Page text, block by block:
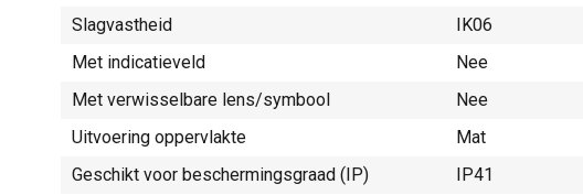
Slagvastheid
IK06
Met indicatieveld
Nee
Met verwisselbare lens/symbool
Nee
Uitvoering oppervlakte
Mat
Geschikt voor beschermingsgraad (IP)
IP41